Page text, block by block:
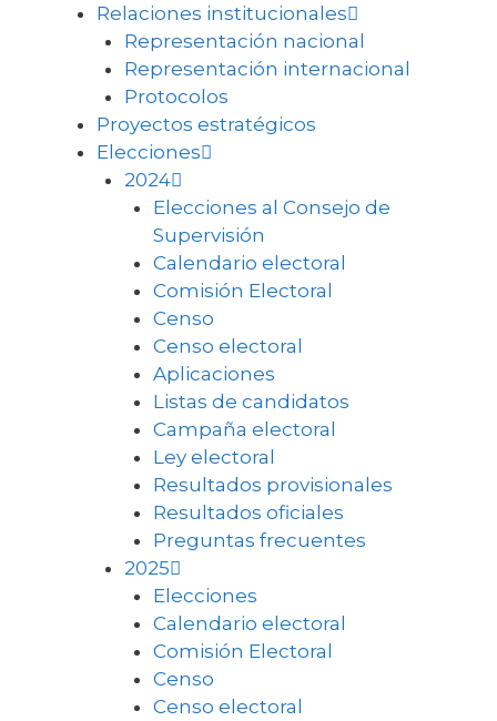
Relaciones institucionales
Representación nacional
Representación internacional
Protocolos
Proyectos estratégicos
Elecciones
2024
Elecciones al Consejo de
Supervisión
Calendario electoral
Comisión Electoral
Censo
Censo electoral
Aplicaciones
Listas de candidatos
Campaña electoral
Ley electoral
Resultados provisionales
Resultados oficiales
Preguntas frecuentes
2025
Elecciones
Calendario electoral
Comisión Electoral
Censo
Censo electoral